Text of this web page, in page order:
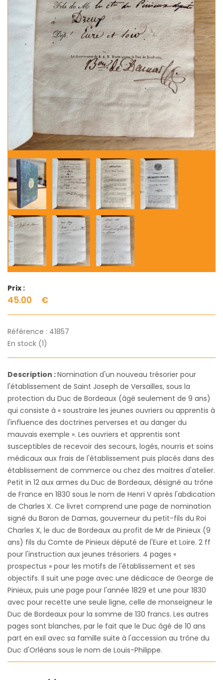
Prix :
45.00 €
Référence : 41857
En stock (1)
Description :Nomination d'un nouveau trésorier pour
l'établissement de Saint Joseph de Versailles, sous la
protection du Duc de Bordeaux (âgé seulement de 9 ans)
qui consiste à « soustraire les jeunes ouvriers ou apprentis à
l'influence des doctrines perverses et au danger du
mauvais exemple ». Les ouvriers et apprentis sont
susceptibles de recevoir des secours, logés, nourris et soins
médicaux aux frais de l'établissement puis placés dans des
établissement de commerce ou chez des maitres d'atelier.
Petit in 12 aux armes du Duc de Bordeaux, désigné au trône
de France en 1830 sous le nom de Henri V après l'abdication
de Charles X. Ce livret comprend une page de nomination
signé du Baron de Damas, gouverneur du petit-fils du Roi
Charles X, le duc de Bordeaux au profit de Mr de Pinieux (9
ans) fils du Comte de Pinieux député de l'Eure et Loire. 2 ff
pour l'instruction aux jeunes trésoriers. 4 pages «
prospectus » pour les motifs de l'établissement et ses
objectifs. Il suit une page avec une dédicace de George de
Pinieux, puis une page pour l'année 1829 et une pour 1830
avec pour recette une seule ligne, celle de monseigneur le
Duc de Bordeaux pour la somme de 130 francs. Les autres
pages sont blanches, par le fait que le Duc âgé de 10 ans
part en exil avec sa famille suite à l'accession au trône du
Duc d'Orléans sous le nom de Louis-Philippe.